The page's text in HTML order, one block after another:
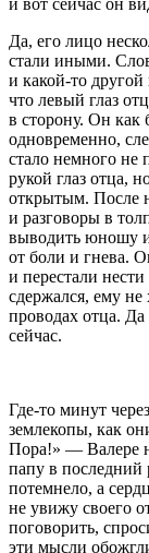
и вот сейчас он
Да, его лицо
стали иными.
и какой-то
что левый глаз
в сторону. Он как
одновременно,
стало немного не
рукой глаз отца,
открытым. После
и разговоры в
выводить юношу
от боли и гнева.
и перестали
сдержался, ему не
проводах отца.
сейчас.
Где-то минут
землекопы, как
Пора!» — Валере
папу в последний
потемнело, а
не увижу своего
поговорить,
эти мысли